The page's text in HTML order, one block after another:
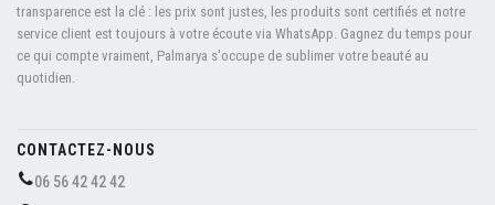
transparence est la clé : les prix sont justes, les produits sont certifiés et notre
service client est toujours à votre écoute via WhatsApp. Gagnez du temps pour
ce qui compte vraiment, Palmarya s'occupe de sublimer votre beauté au
quotidien.
CONTACTEZ-NOUS
06 56 42 42 42